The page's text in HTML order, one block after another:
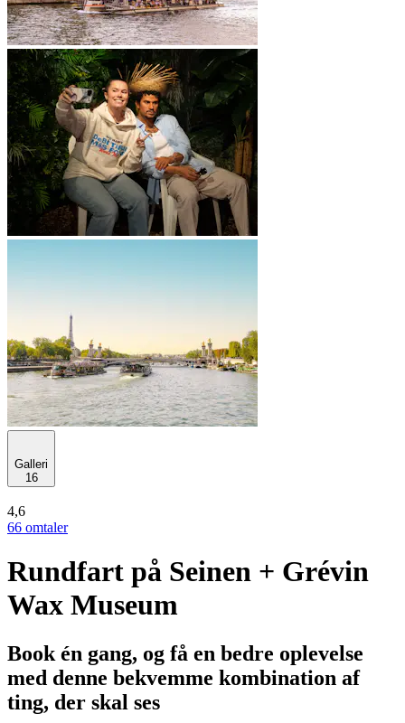
Galleri
16
4,6
66 omtaler
Rundfart på Seinen + Grévin
Wax Museum
Book én gang, og få en bedre oplevelse
med denne bekvemme kombination af
ting, der skal ses